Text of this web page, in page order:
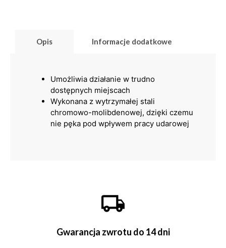
Opis Informacje dodatkowe
Umożliwia działanie w trudno
dostępnych miejscach
Wykonana z wytrzymałej stali
chromowo-molibdenowej, dzięki czemu
nie pęka pod wpływem pracy udarowej
Gwarancja zwrotu do 14 dni